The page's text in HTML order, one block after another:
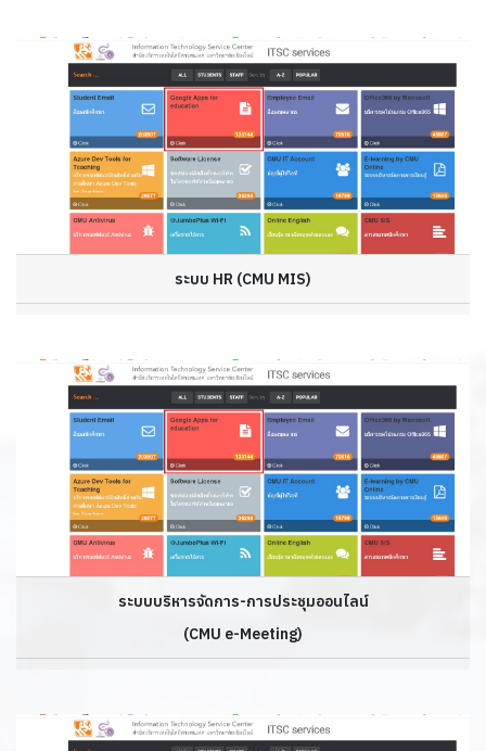
ระบบ HR (CMU MIS)
ระบบบริหารจัดการ-การประชุมออนไลน์
(CMU e-Meeting)